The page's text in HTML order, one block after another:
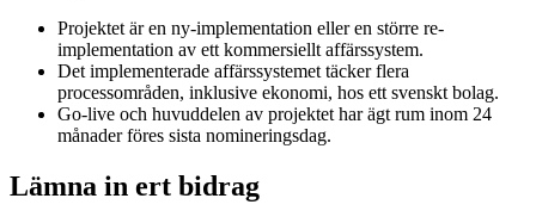
Projektet är en ny-implementation eller en större re-
implementation av ett kommersiellt affärssystem.
Det implementerade affärssystemet täcker flera
processområden, inklusive ekonomi, hos ett svenskt bolag.
Go-live och huvuddelen av projektet har ägt rum inom 24
månader föres sista nomineringsdag.
Lämna in ert bidrag